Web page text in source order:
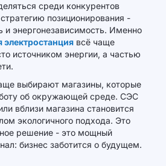
среди конкурентов
позиционирования -
и энергонезависимость. Именно
электростанция всё чаще
источником энергии, а частью
выбирают магазины, которые
об окружающей среде. СЭС
вблизи магазина становится
экологичного подхода. Это
решение - это мощный
бизнес заботится о будущем.